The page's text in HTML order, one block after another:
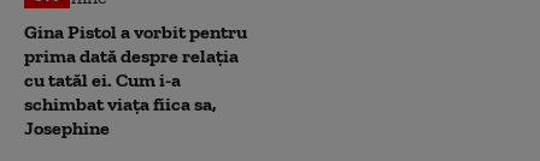
Gina Pistol a vorbit pentru
prima dată despre relația
cu tatăl ei. Cum i-a
schimbat viața fiica sa,
Josephine